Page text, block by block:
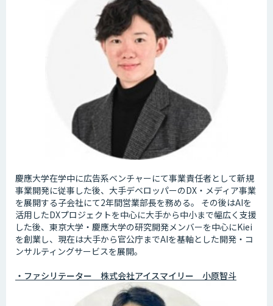
慶應大学在学中に広告系ベンチャーにて事業責任者として新規
事業開発に従事した後、大手デベロッパーのDX・メディア事業
を展開する子会社にて2年間営業部長を務める。 その後はAIを
活用したDXプロジェクトを中心に大手から中小まで幅広く支援
した後、東京大学・慶應大学の研究開発メンバーを中心にKiei
を創業し、現在は大手から官公庁までAIを基軸とした開発・コ
ンサルティングサービスを展開。
・ファシリテーター 株式会社アイスマイリー 小原智斗